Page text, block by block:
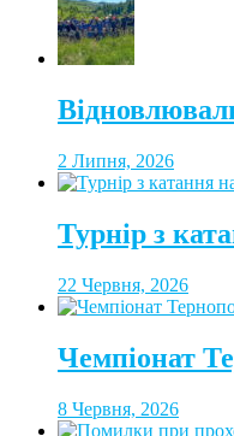
2 Липня, 2026
Турнір з
22 Червня, 2026
Чемпіонат
8 Червня, 2026